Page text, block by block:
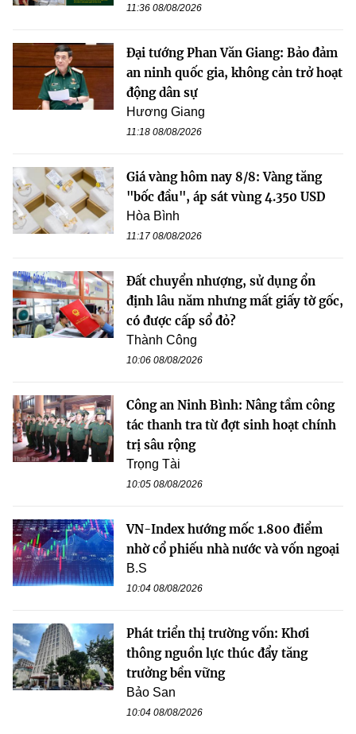
11:36 08/08/2026
Đại tướng Phan Văn Giang: Bảo đảm
an ninh quốc gia, không cản trở hoạt
động dân sự
Hương Giang
11:18 08/08/2026
Giá vàng hôm nay 8/8: Vàng tăng
"bốc đầu", áp sát vùng 4.350 USD
Hòa Bình
11:17 08/08/2026
Đất chuyển nhượng, sử dụng ổn
định lâu năm nhưng mất giấy tờ gốc,
có được cấp sổ đỏ?
Thành Công
10:06 08/08/2026
Công an Ninh Bình: Nâng tầm công
tác thanh tra từ đợt sinh hoạt chính
trị sâu rộng
Trọng Tài
10:05 08/08/2026
VN-Index hướng mốc 1.800 điểm
nhờ cổ phiếu nhà nước và vốn ngoại
B.S
10:04 08/08/2026
Phát triển thị trường vốn: Khơi
thông nguồn lực thúc đẩy tăng
trưởng bền vững
Bảo San
10:04 08/08/2026